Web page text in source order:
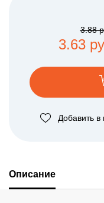
3.88
3.63
Добавить в
Описание